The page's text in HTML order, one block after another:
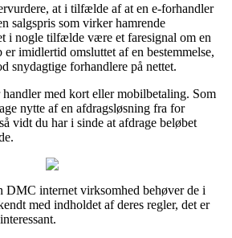
at i tilfælde af at en e-forhandler
salgspris som virker hamrende
i nogle tilfælde være et faresignal om en
imidlertid omsluttet af en bestemmelse,
snydagtige forhandlere på nettet.
med kort eller mobilbetaling. Som
nytte af en afdragsløsning fra for
vidt du har i sinde at afdrage beløbet
DMC internet virksomhed behøver de i
med indholdet af deres regler, det er